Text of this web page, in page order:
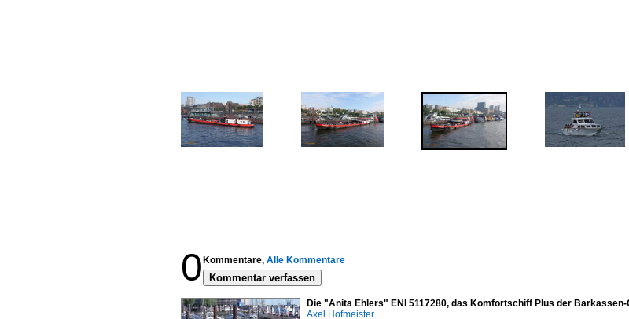
0 Kommentare, Alle Kommentare
Kommentar verfassen
Die "Anita Ehlers" ENI 5117280, das Komfortschiff Plus der
Axel Hofmeister